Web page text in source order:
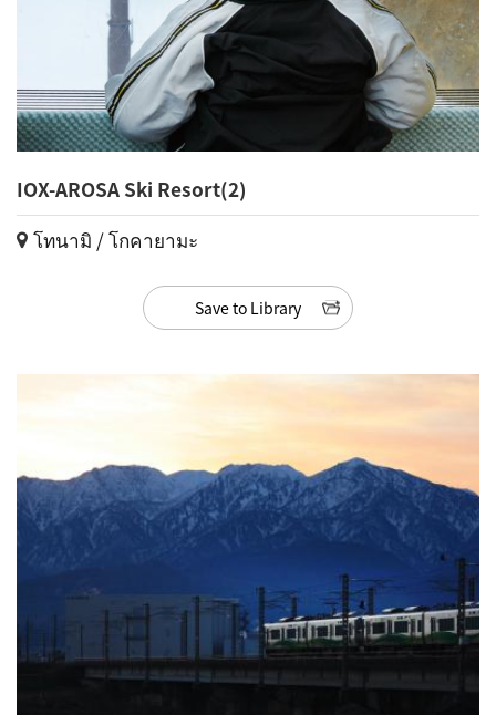
IOX-AROSA Ski Resort(2)
โทนามิ / โกคายามะ
Save to Library